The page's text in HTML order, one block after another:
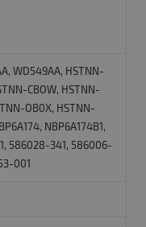
WD549AA, HSTNN-
CBOW, HSTNN-
OB0X, HSTNN-
NBP6A174B1,
586028-341, 586006-
001